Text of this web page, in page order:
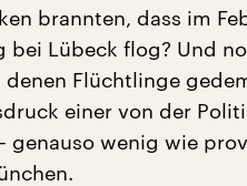
brannten, dass im
bei Lübeck flog? Und
Flüchtlinge
einer von der
genauso wenig wie